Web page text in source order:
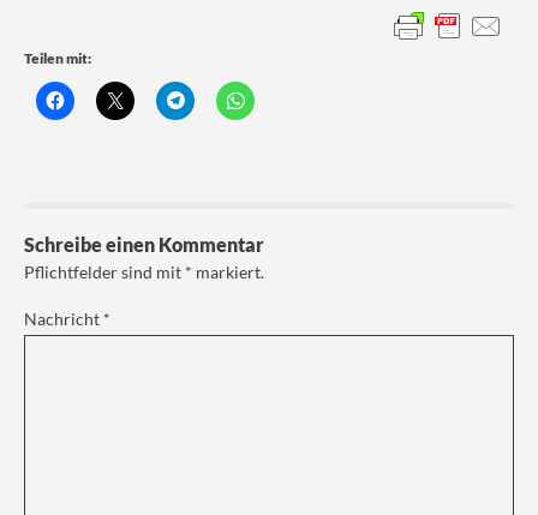
Teilen mit:
Schreibe einen Kommentar
Pflichtfelder sind mit * markiert.
Nachricht *